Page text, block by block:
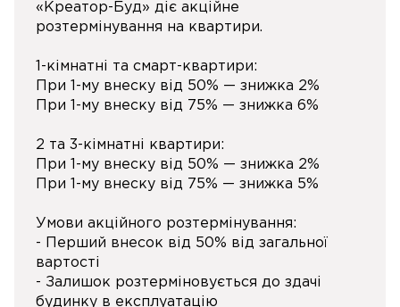
«Креатор-Буд» діє акційне
розтермінування на квартири.
1-кімнатні та смарт-квартири:
При 1-му внеску від 50% — знижка 2%
При 1-му внеску від 75% — знижка 6%
2 та 3-кімнатні квартири:
При 1-му внеску від 50% — знижка 2%
При 1-му внеску від 75% — знижка 5%
Умови акційного розтермінування:
- Перший внесок від 50% від загальної
вартості
- Залишок розтерміновується до здачі
будинку в експлуатацію